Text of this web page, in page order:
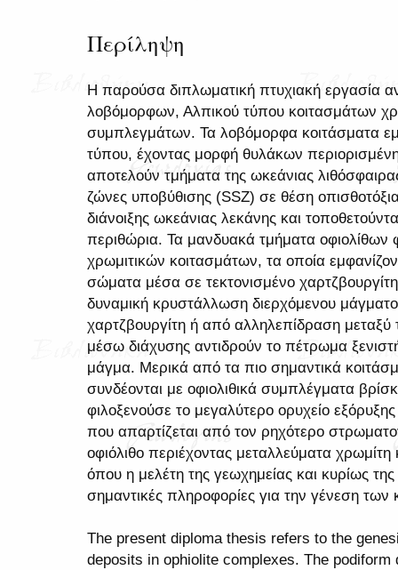
Περίληψη
Η παρούσα διπλωματική πτυχιακή εργασία
λοβόμορφων, Αλπικού τύπου κοιτασμάτων
συμπλεγμάτων. Τα λοβόμορφα κοιτάσματα
τύπου, έχοντας μορφή θυλάκων
αποτελούν τμήματα της ωκεάνιας
ζώνες υποβύθισης (SSZ) σε θέση
διάνοιξης ωκεάνιας λεκάνης και
περιθώρια. Τα μανδυακά τμήματα οφιολίθων
χρωμιτικών κοιτασμάτων, τα οποία
σώματα μέσα σε τεκτονισμένο
δυναμική κρυστάλλωση διερχόμενου
χαρτζβουργίτη ή από αλληλεπίδραση
μέσω διάχυσης αντιδρούν το πέτρωμα
μάγμα. Μερικά από τα πιο σημαντικά
συνδέονται με οφιολιθικά συμπλέγματα
φιλοξενούσε το μεγαλύτερο ορυχείο
που απαρτίζεται από τον ρηχότερο
οφιόλιθο περιέχοντας μεταλλεύματα
όπου η μελέτη της γεωχημείας και κυρίως
σημαντικές πληροφορίες για την γένεση των
The present diploma thesis refers to the
deposits in ophiolite complexes. The